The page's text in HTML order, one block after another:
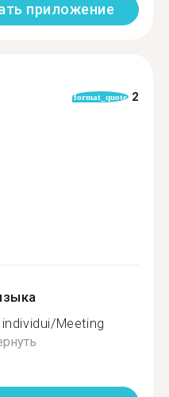
приложение
format_quote 2
Meeting